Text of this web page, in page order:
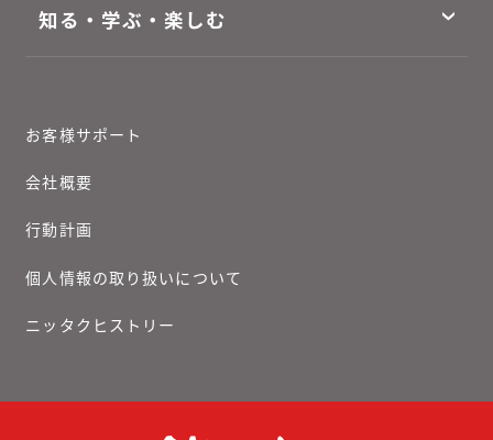
知る・学ぶ・楽しむ
お客様サポート
会社概要
行動計画
個人情報の取り扱いについて
ニッタクヒストリー